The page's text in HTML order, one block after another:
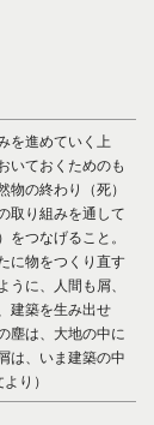
を進めていく上
いておくためのも
物の終わり（死）
取り組みを通して
をつなげること。
に物をつくり直す
うに、人間も屑、
建築を生み出せ
塵は、大地の中に
は、いま建築の中
り）